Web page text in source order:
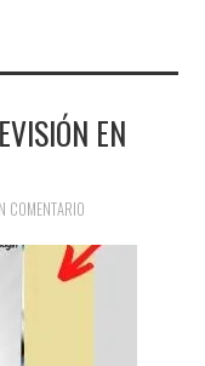
EN
COMENTARIO